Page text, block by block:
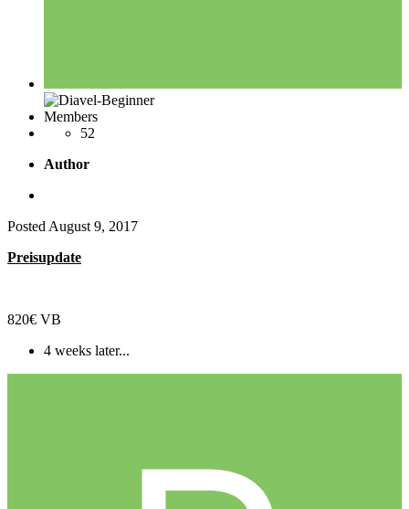
Members
52
Author
Posted August 9, 2017
Preisupdate
820€ VB
4 weeks later...